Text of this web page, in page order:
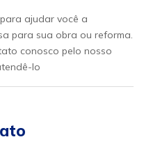
ajudar você a
para sua obra ou reforma.
conosco pelo nosso
lo